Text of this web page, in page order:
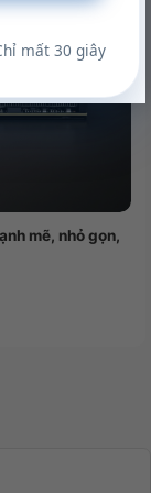
mất 30 giây
chuột này
trái và
Gaming
mẽ, nhỏ gọn,